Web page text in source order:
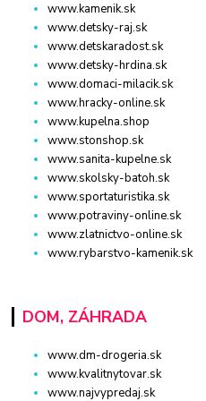
www.kamenik.sk
www.detsky-raj.sk
www.detskaradost.sk
www.detsky-hrdina.sk
www.domaci-milacik.sk
www.hracky-online.sk
www.kupelna.shop
www.stonshop.sk
www.sanita-kupelne.sk
www.skolsky-batoh.sk
www.sportaturistika.sk
www.potraviny-online.sk
www.zlatnictvo-online.sk
www.rybarstvo-kamenik.sk
DOM, ZÁHRADA
www.dm-drogeria.sk
www.kvalitnytovar.sk
www.najvypredaj.sk